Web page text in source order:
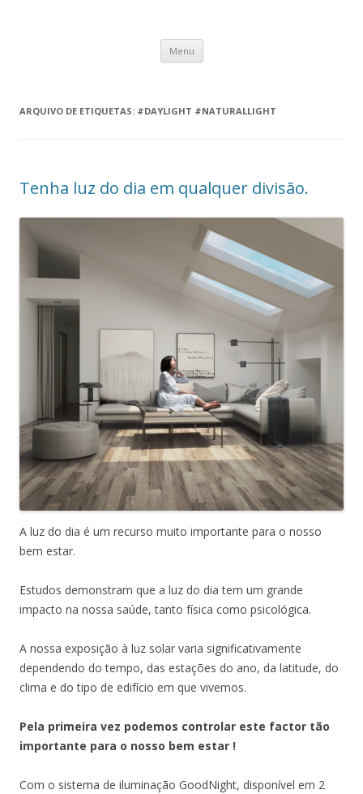
Automação.
Menu Saltar para o conteúdo
ARQUIVO DE ETIQUETAS: #DAYLIGHT #NATURALLIGHT
Tenha luz do dia em qualquer divisão.
A luz do dia é um recurso muito importante para o nosso
bem estar.
Estudos demonstram que a luz do dia tem um grande
impacto na nossa saúde, tanto física como psicológica.
A nossa exposição à luz solar varia significativamente
dependendo do tempo, das estações do ano, da latitude, do
clima e do tipo de edifício em que vivemos.
Pela primeira vez podemos controlar este factor tão
importante para o nosso bem estar !
Com o sistema de iluminação GoodNight, disponível em 2